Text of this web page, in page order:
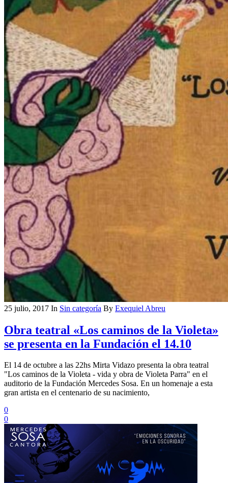
25 julio, 2017 In Sin categoría By Exequiel Abreu
Obra teatral «Los caminos de la Violeta»
se presenta en la Fundación el 14.10
El 14 de octubre a las 22hs Mirta Vidazo presenta la obra teatral
"Los caminos de la Violeta - vida y obra de Violeta Parra" en el
auditorio de la Fundación Mercedes Sosa. En un homenaje a esta
gran artista en el centenario de su nacimiento,
0
0